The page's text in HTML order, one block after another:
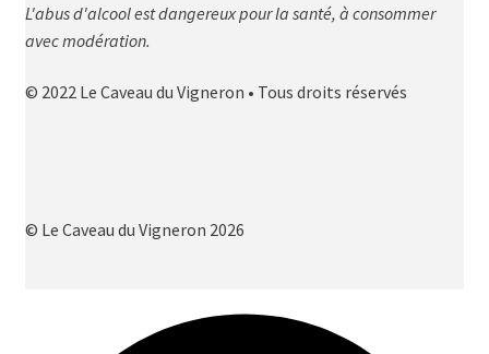
L'abus d'alcool est dangereux pour la santé, à consommer
avec modération.
© 2022 Le Caveau du Vigneron • Tous droits réservés
© Le Caveau du Vigneron 2026